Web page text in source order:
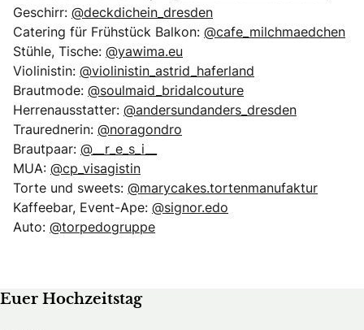
Geschirr: @deckdichein_dresden
Catering für Frühstück Balkon: @cafe_milchmaedchen
Stühle, Tische: @yawima.eu
Violinistin: @violinistin_astrid_haferland
Brautmode: @soulmaid_bridalcouture
Herrenausstatter: @andersundanders_dresden
Traurednerin: @noragondro
Brautpaar: @__r_e_s_i__
MUA: @cp_visagistin
Torte und sweets: @marycakes.tortenmanufaktur
Kaffeebar, Event-Ape: @signor.edo
Auto: @torpedogruppe
Euer Hochzeitstag